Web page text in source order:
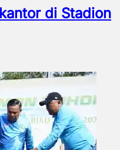
di Stadion